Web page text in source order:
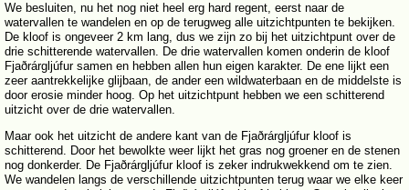
We besluiten, nu het nog niet heel erg hard regent, eerst naar de
watervallen te wandelen en op de terugweg alle uitzichtpunten te bekijken.
De kloof is ongeveer 2 km lang, dus we zijn zo bij het uitzichtpunt over de
drie schitterende watervallen. De drie watervallen komen onderin de kloof
Fjaðrárgljúfur samen en hebben allen hun eigen karakter. De ene lijkt een
zeer aantrekkelijke glijbaan, de ander een wildwaterbaan en de middelste is
door erosie minder hoog. Op het uitzichtpunt hebben we een schitterend
uitzicht over de drie watervallen.
Maar ook het uitzicht de andere kant van de Fjaðrárgljúfur kloof is
schitterend. Door het bewolkte weer lijkt het gras nog groener en de stenen
nog donkerder. De Fjaðrárgljúfur kloof is zeker indrukwekkend om te zien.
We wandelen langs de verschillende uitzichtpunten terug waar we elke keer